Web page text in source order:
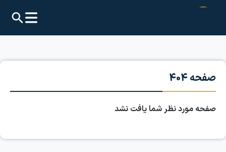
صفحه 404
صفحه مورد نظر شما یافت نشد